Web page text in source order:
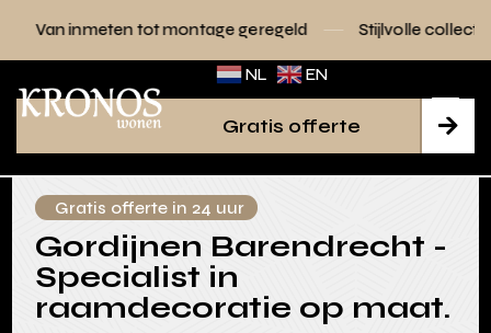
tot montage geregeld Stijlvolle collecties voor elk
NL EN

Gratis offerte
Gratis offerte in 24 uur
Gordijnen Barendrecht -
Specialist in
raamdecoratie op maat.